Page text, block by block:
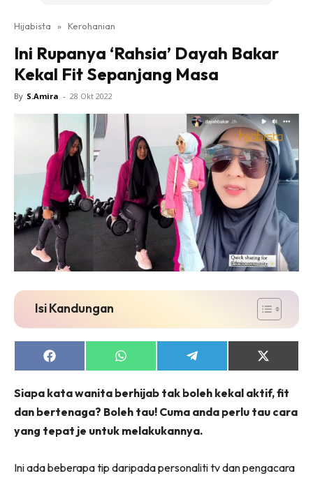
Hijabista » Kerohanian
Ini Rupanya ‘Rahsia’ Dayah Bakar
Kekal Fit Sepanjang Masa
By S.Amira - 28 Okt 2022
Isi Kandungan
Share
on
Share
on
Share
on
Share
on
(Twitter)
Siapa kata wanita berhijab tak boleh kekal aktif, fit
dan bertenaga? Boleh tau! Cuma anda perlu tau cara
yang tepat je untuk melakukannya.
Ini ada beberapa tip daripada personaliti tv dan pengacara